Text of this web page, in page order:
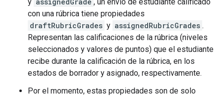
con una rúbrica tiene propiedades
draftRubricGrades y assignedRubricGrades .
Representan las calificaciones de la rúbrica (niveles
seleccionados y valores de puntos) que el estudiante
recibe durante la calificación de la rúbrica, en los
estados de borrador y asignado, respectivamente.
Por el momento, estas propiedades son de solo